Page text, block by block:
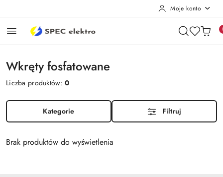
Moje konto
Wkręty fosfatowane
Liczba produktów:0
Kategorie Filtruj
Brak produktów do wyświetlenia